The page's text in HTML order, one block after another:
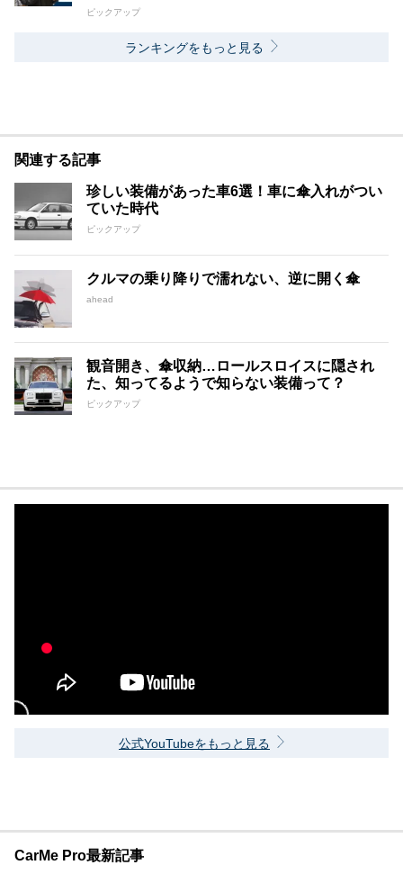
ピックアップ
ランキングをもっと見る
関連する記事
珍しい装備があった車6選！車に傘入れがつい
ていた時代
ピックアップ
クルマの乗り降りで濡れない、逆に開く傘
ahead
観音開き、傘収納…ロールスロイスに隠され
た、知ってるようで知らない装備って？
ピックアップ
公式YouTubeをもっと見る
CarMe Pro最新記事